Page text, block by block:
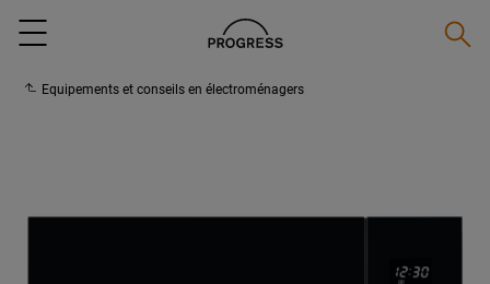
Menu
Equipements et conseils en électroménagers